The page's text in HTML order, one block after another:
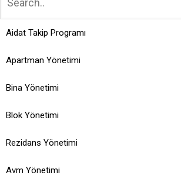
Aidat Takip Programı
Apartman Yönetimi
Bina Yönetimi
Blok Yönetimi
Rezidans Yönetimi
Avm Yönetimi